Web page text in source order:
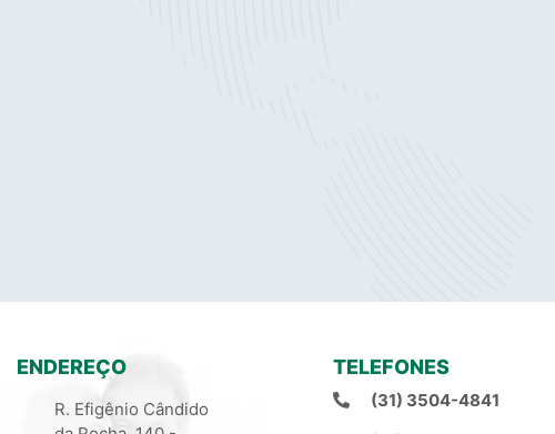
ENDEREÇO
R. Efigênio Cândido
TELEFONES
(31) 3504-4841